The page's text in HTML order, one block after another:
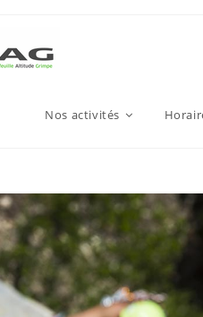
Nos activités